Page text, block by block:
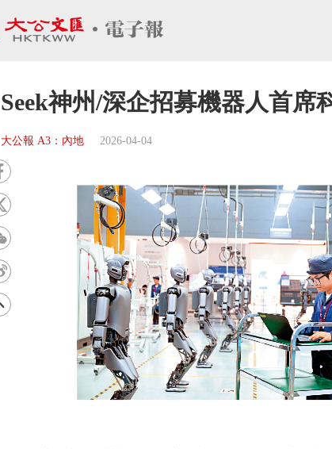
Seek神州/深企招募機器人首席
大公報 A3：內地 2026-04-04